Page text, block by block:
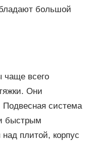
большой
чаще всего
Они
система
быстрым
плитой, корпус